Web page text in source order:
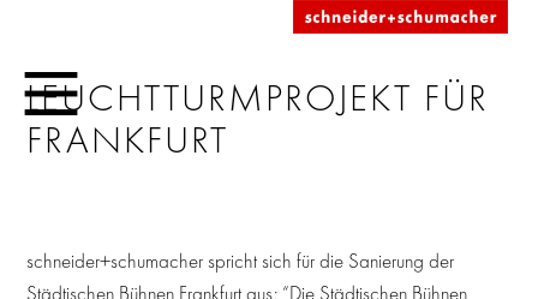
LEUCHTTURMPROJEKT FÜR
FRANKFURT
schneider+schumacher spricht sich für die Sanierung der
Städtischen Bühnen Frankfurt aus: “Die Städtischen Bühnen